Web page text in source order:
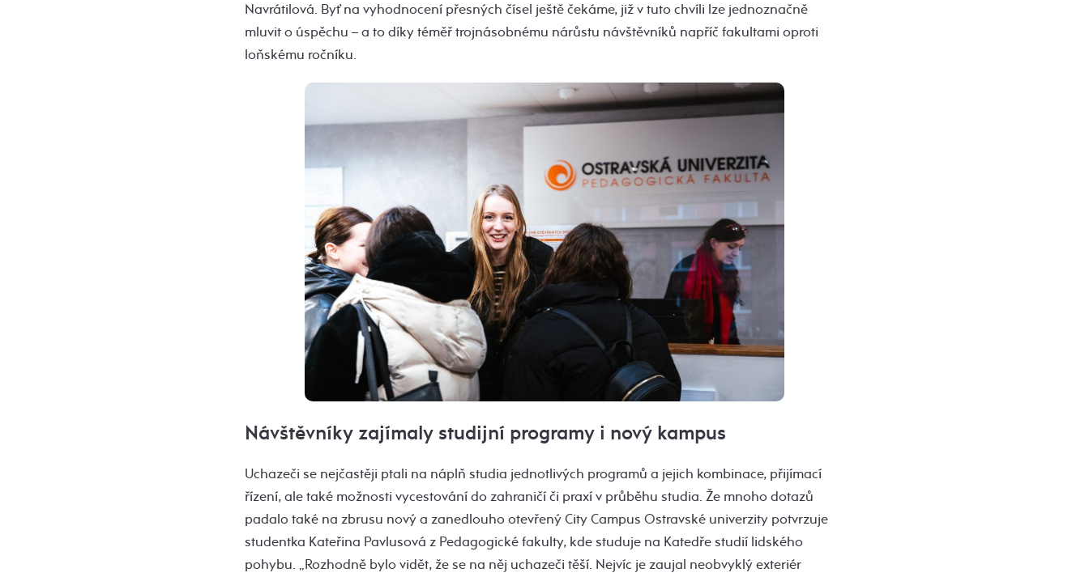
Navrátilová. Byť na vyhodnocení přesných čísel ještě čekáme, již v tuto chvíli lze jednoznačně
mluvit o úspěchu – a to díky téměř trojnásobnému nárůstu návštěvníků napříč fakultami oproti
loňskému ročníku.
Návštěvníky zajímaly studijní programy i nový kampus
Uchazeči se nejčastěji ptali na náplň studia jednotlivých programů a jejich kombinace, přijímací
řízení, ale také možnosti vycestování do zahraničí či praxí v průběhu studia. Že mnoho dotazů
padalo také na zbrusu nový a zanedlouho otevřený City Campus Ostravské univerzity potvrzuje
studentka Kateřina Pavlusová z Pedagogické fakulty, kde studuje na Katedře studií lidského
pohybu. „Rozhodně bylo vidět, že se na něj uchazeči těší. Nejvíc je zaujal neobvyklý exteriér